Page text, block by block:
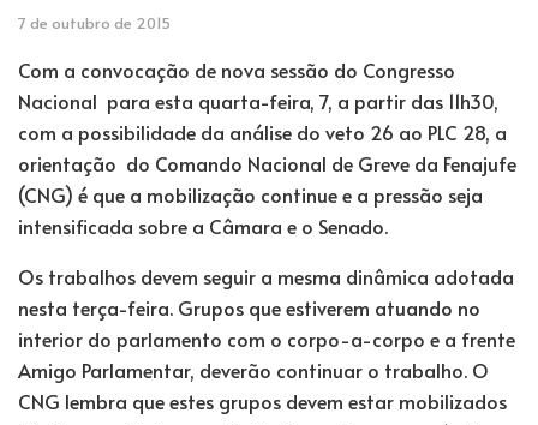
7 de outubro de 2015
Com a convocação de nova sessão do Congresso
Nacional para esta quarta-feira, 7, a partir das 11h30,
com a possibilidade da análise do veto 26 ao PLC 28, a
orientação do Comando Nacional de Greve da Fenajufe
(CNG) é que a mobilização continue e a pressão seja
intensificada sobre a Câmara e o Senado.
Os trabalhos devem seguir a mesma dinâmica adotada
nesta terça-feira. Grupos que estiverem atuando no
interior do parlamento com o corpo-a-corpo e a frente
Amigo Parlamentar, deverão continuar o trabalho. O
CNG lembra que estes grupos devem estar mobilizados